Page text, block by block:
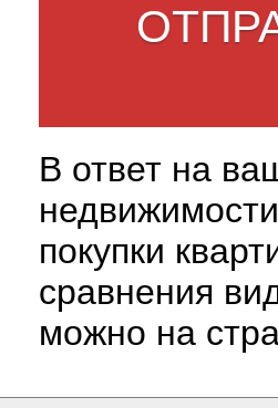
В ответ на
покупки
сравнения
можно на